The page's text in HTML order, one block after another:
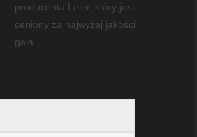
producenta Leier, który jest
ceniony za najwyżej jakości
gala...